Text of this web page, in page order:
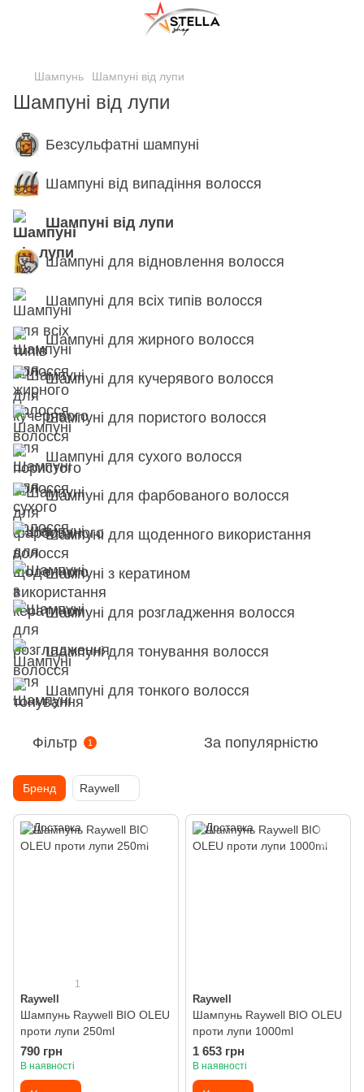
Шампунь Шампуні від лупи
Шампуні від лупи
Безсульфатні шампуні
Шампуні від випадіння волосся
Шампуні від лупи
Шампуні для відновлення волосся
Шампуні для всіх типів волосся
Шампуні для жирного волосся
Шампуні для кучерявого волосся
Шампуні для пористого волосся
Шампуні для сухого волосся
Шампуні для фарбованого волосся
Шампуні для щоденного використання
Шампуні з кератином
Шампуні для розгладження волосся
Шампуні для тонування волосся
Шампуні для тонкого волосся
Фільтр 1 За популярністю
Бренд Raywell
1
Raywell
Шампунь Raywell BIO OLEU
проти лупи 250ml
790 грн
В наявності
Raywell
Шампунь Raywell BIO OLEU
проти лупи 1000ml
1 653 грн
В наявності